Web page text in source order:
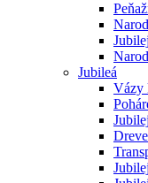
Jubileá
Vázy